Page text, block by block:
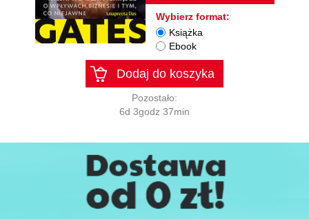
Wybierz format:
Książka
Ebook
Dodaj do koszyka
Pozostało:
6d 3godz 37min